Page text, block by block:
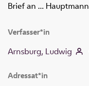
Brief an ... Hauptmann
Verfasser*in
Arnsburg, Ludwig
Adressat*in